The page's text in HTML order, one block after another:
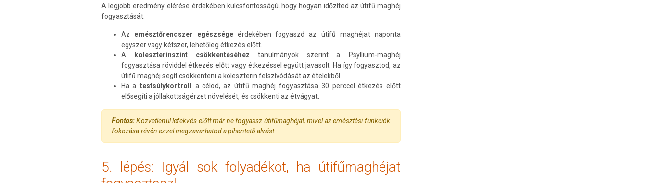
A legjobb eredmény elérése érdekében kulcsfontosságú, hogy hogyan időzíted az útifű maghéj
fogyasztását:
Az emésztőrendszer egészsége érdekében fogyaszd az útifű maghéjat naponta
egyszer vagy kétszer, lehetőleg étkezés előtt.
A
koleszterinszint csökkentéséhez tanulmányok szerint a Psyllium-maghéj
fogyasztása röviddel étkezés előtt vagy étkezéssel együtt javasolt. Ha így fogyasztod, az
útifű maghéj segít csökkenteni a koleszterin felszívódását az ételekből.
Ha a testsúlykontroll a célod, az útifű maghéj fogyasztása 30 perccel étkezés előtt
elősegíti a jóllakottságérzet növelését, és csökkenti az étvágyat.
Fontos:Közvetlenül lefekvés előtt már ne fogyassz útifűmaghéjat, mivel az emésztési funkciók
fokozása révén ezzel megzavarhatod a pihentető alvást.
5. lépés: Igyál sok folyadékot, ha útifűmaghéjat